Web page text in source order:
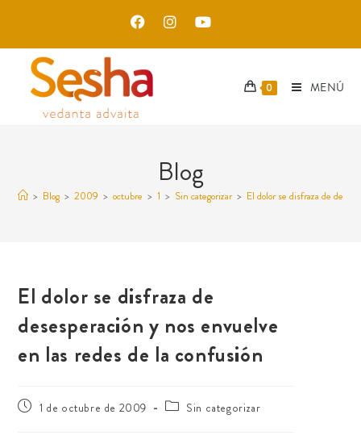
0 MENÚ
Blog
> Blog > 2009 > octubre > 1 > Sin categorizar > El dolor se disfraza de
El dolor se disfraza de
desesperación y nos envuelve
en las redes de la confusión
1 de octubre de 2009 Sin categorizar